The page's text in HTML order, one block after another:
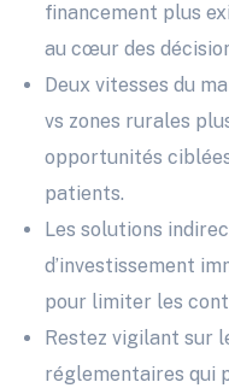
financement plus
au cœur des
Deux vitesses du
vs zones rurales
opportunités
patients.
Les solutions
d’investissement
pour limiter les
Restez vigilant sur
réglementaires qui